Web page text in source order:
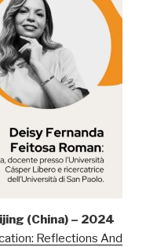
(China) – 2024
Reflections And